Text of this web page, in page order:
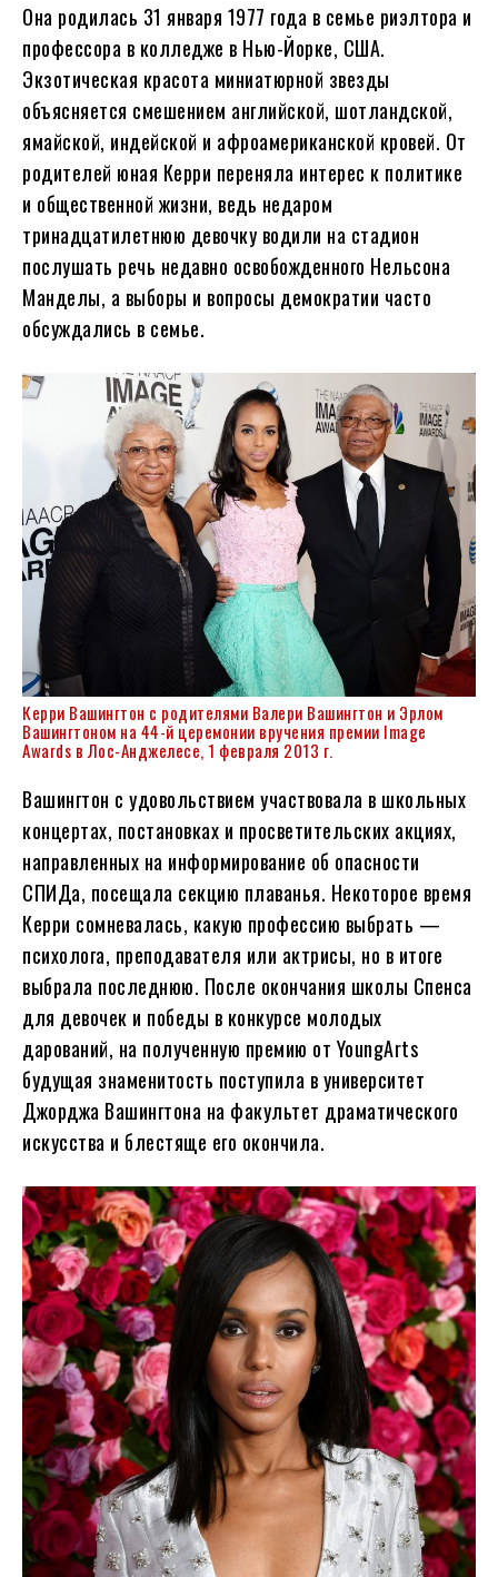
Она родилась 31 января 1977 года в семье риэлтора и
профессора в колледже в Нью-Йорке, США.
Экзотическая красота миниатюрной звезды
объясняется смешением английской, шотландской,
ямайской, индейской и афроамериканской кровей. От
родителей юная Керри переняла интерес к политике
и общественной жизни, ведь недаром
тринадцатилетнюю девочку водили на стадион
послушать речь недавно освобожденного Нельсона
Манделы, а выборы и вопросы демократии часто
обсуждались в семье.
Керри Вашингтон с родителями Валери Вашингтон и Эрлом
Вашингтоном на 44-й церемонии вручения премии Image
Awards в Лос-Анджелесе, 1 февраля 2013 г.
Вашингтон с удовольствием участвовала в школьных
концертах, постановках и просветительских акциях,
направленных на информирование об опасности
СПИДа, посещала секцию плаванья. Некоторое время
Керри сомневалась, какую профессию выбрать —
психолога, преподавателя или актрисы, но в итоге
выбрала последнюю. После окончания школы Спенса
для девочек и победы в конкурсе молодых
дарований, на полученную премию от YoungArts
будущая знаменитость поступила в университет
Джорджа Вашингтона на факультет драматического
искусства и блестяще его окончила.